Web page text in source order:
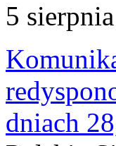
5
dniach